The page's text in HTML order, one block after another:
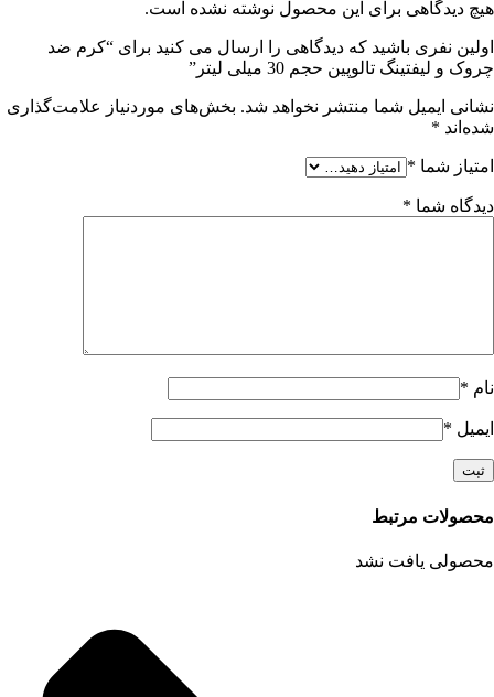
هیچ دیدگاهی برای این محصول نوشته نشده است.
اولین نفری باشید که دیدگاهی را ارسال می کنید برای “کرم ضد
چروک و لیفتینگ تالوپین حجم 30 میلی لیتر”
نشانی ایمیل شما منتشر نخواهد شد. بخش‌های موردنیاز علامت‌گذاری
شده‌اند *
امتیاز شما *
دیدگاه شما *
نام *
ایمیل *
محصولات مرتبط
محصولی یافت نشد